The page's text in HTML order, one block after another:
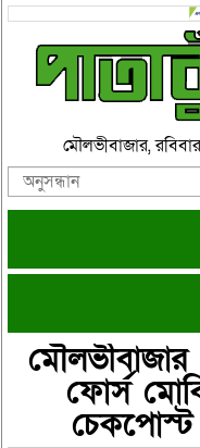
মৌলভীবাজার,
ফোর্স
চেকপোস্ট